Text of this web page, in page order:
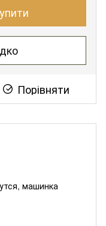
Порівняти
машинка